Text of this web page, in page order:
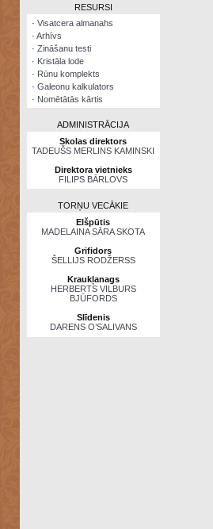
RESURSI
· Visatcera almanahs
· Arhīvs
· Zināšanu testi
· Kristāla lode
· Rūnu komplekts
· Galeonu kalkulators
· Nomētātās kārtis
ADMINISTRĀCIJA
Skolas direktors
TADEUŠS MERLINS KAMINSKI
Direktora vietnieks
FILIPS BĀRLOVS
TORŅU VECĀKIE
Elšpūtis
MADELAINA SĀRA SKOTA
Grifidors
ŠELLIJS RODŽERSS
Kraukļanags
HERBERTS VILBURS
BJŪFORDS
Slīdenis
DARENS O’SALIVANS